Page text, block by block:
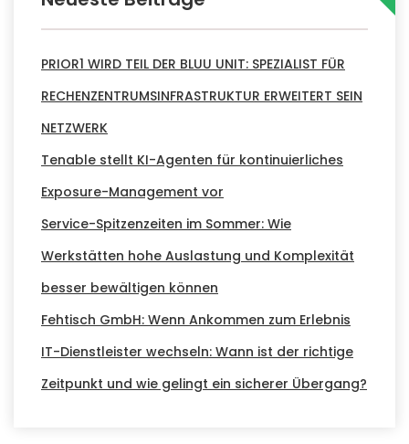
PRIOR1 WIRD TEIL DER BLUU UNIT: SPEZIALIST FÜR
RECHENZENTRUMSINFRASTRUKTUR ERWEITERT SEIN
NETZWERK
Tenable stellt KI-Agenten für kontinuierliches
Exposure-Management vor
Service-Spitzenzeiten im Sommer: Wie
Werkstätten hohe Auslastung und Komplexität
besser bewältigen können
Fehtisch GmbH: Wenn Ankommen zum Erlebnis
IT-Dienstleister wechseln: Wann ist der richtige
Zeitpunkt und wie gelingt ein sicherer Übergang?